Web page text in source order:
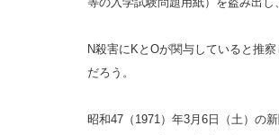
N殺害にKとOが関与していると推
だろう。
昭和47（1971）年3月6日（土）の